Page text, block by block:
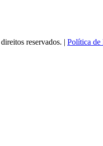
reservados. | Política de